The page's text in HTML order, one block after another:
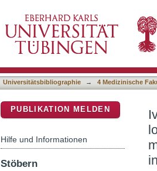
neuropathic pain by
spinal cord injury
Universitätsbibliographie → 4 Medizinische
PUBLIKATION MELDEN
Hilfe und Informationen
Stöbern